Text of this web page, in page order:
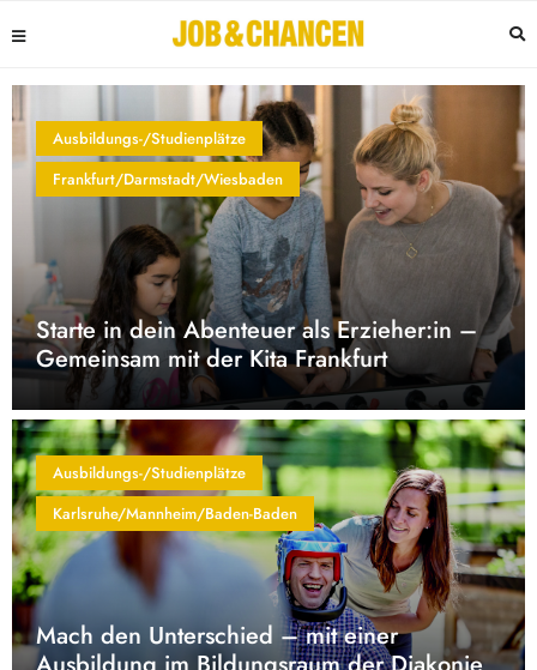
Ausbildungs-/Studienplätze
Frankfurt/Darmstadt/Wiesbaden
Starte in dein Abenteuer als Erzieher:in –
Gemeinsam mit der Kita Frankfurt
Ausbildungs-/Studienplätze
Karlsruhe/Mannheim/Baden-Baden
Mach den Unterschied – mit einer